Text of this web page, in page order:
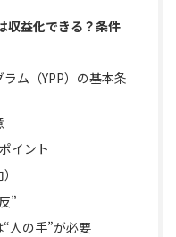
収益化できる？条件
ム（YPP）の基本条
イント
”
人の手”が必要